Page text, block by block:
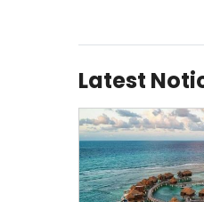
Latest